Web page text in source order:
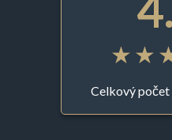
Celkový počet